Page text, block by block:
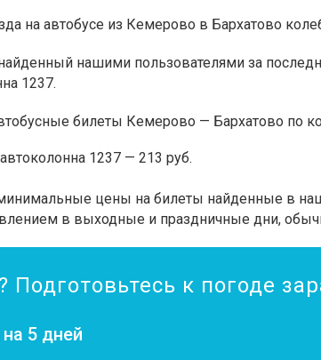
на автобусе из Кемерово в Бархатово
нашими пользователями за
1237.
билеты Кемерово — Бархатово по
1237 — 213 руб.
цены на билеты найденные в
в выходные и праздничные дни,
Подготовьтесь к погоде
5 дней